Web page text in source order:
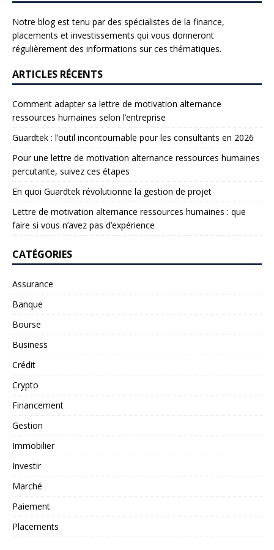
Notre blog est tenu par des spécialistes de la finance,
placements et investissements qui vous donneront
régulièrement des informations sur ces thématiques.
ARTICLES RÉCENTS
Comment adapter sa lettre de motivation alternance
ressources humaines selon l’entreprise
Guardtek : l’outil incontournable pour les consultants en 2026
Pour une lettre de motivation alternance ressources humaines
percutante, suivez ces étapes
En quoi Guardtek révolutionne la gestion de projet
Lettre de motivation alternance ressources humaines : que
faire si vous n’avez pas d’expérience
CATÉGORIES
Assurance
Banque
Bourse
Business
Crédit
Crypto
Financement
Gestion
Immobilier
Investir
Marché
Paiement
Placements